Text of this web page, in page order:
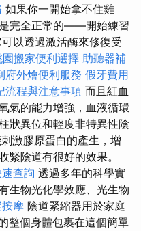
如果你一開始拿不住雞
完全正常的——開始練習
以透過激活酶來修復受
園搬家便利選擇 助聽器補
府外燴便利服務 假牙費用
流程與注意事項 而且紅血
氣的能力增強，血液循環
狀異位和輕度非特異性陰
激膠原蛋白的產生，增
緊陰道有很好的效果。
查詢 透過多年的科學實
生物光化學效應、光生物
摩 陰道緊縮器用於家庭
整個身體包裹在這個簡單